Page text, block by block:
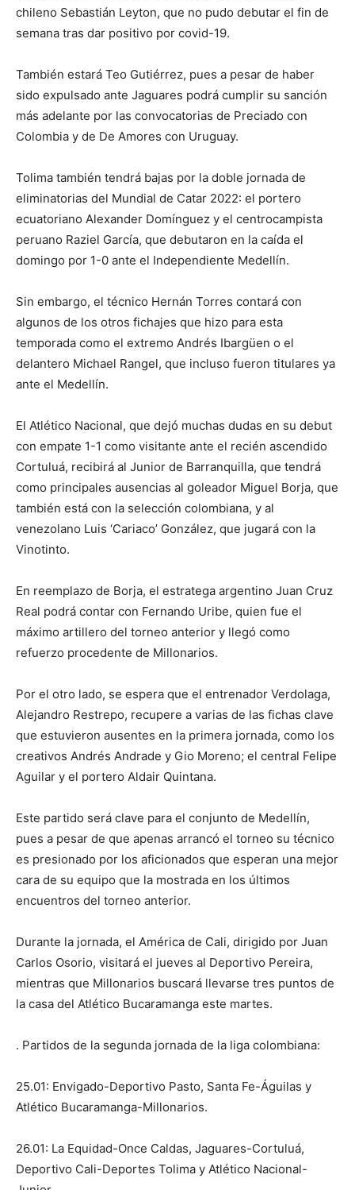
chileno Sebastián Leyton, que no pudo debutar el fin de
semana tras dar positivo por covid-19.
También estará Teo Gutiérrez, pues a pesar de haber
sido expulsado ante Jaguares podrá cumplir su sanción
más adelante por las convocatorias de Preciado con
Colombia y de De Amores con Uruguay.
Tolima también tendrá bajas por la doble jornada de
eliminatorias del Mundial de Catar 2022: el portero
ecuatoriano Alexander Domínguez y el centrocampista
peruano Raziel García, que debutaron en la caída el
domingo por 1-0 ante el Independiente Medellín.
Sin embargo, el técnico Hernán Torres contará con
algunos de los otros fichajes que hizo para esta
temporada como el extremo Andrés Ibargüen o el
delantero Michael Rangel, que incluso fueron titulares ya
ante el Medellín.
El Atlético Nacional, que dejó muchas dudas en su debut
con empate 1-1 como visitante ante el recién ascendido
Cortuluá, recibirá al Junior de Barranquilla, que tendrá
como principales ausencias al goleador Miguel Borja, que
también está con la selección colombiana, y al
venezolano Luis ‘Cariaco’ González, que jugará con la
Vinotinto.
En reemplazo de Borja, el estratega argentino Juan Cruz
Real podrá contar con Fernando Uribe, quien fue el
máximo artillero del torneo anterior y llegó como
refuerzo procedente de Millonarios.
Por el otro lado, se espera que el entrenador Verdolaga,
Alejandro Restrepo, recupere a varias de las fichas clave
que estuvieron ausentes en la primera jornada, como los
creativos Andrés Andrade y Gio Moreno; el central Felipe
Aguilar y el portero Aldair Quintana.
Este partido será clave para el conjunto de Medellín,
pues a pesar de que apenas arrancó el torneo su técnico
es presionado por los aficionados que esperan una mejor
cara de su equipo que la mostrada en los últimos
encuentros del torneo anterior.
Durante la jornada, el América de Cali, dirigido por Juan
Carlos Osorio, visitará el jueves al Deportivo Pereira,
mientras que Millonarios buscará llevarse tres puntos de
la casa del Atlético Bucaramanga este martes.
. Partidos de la segunda jornada de la liga colombiana:
25.01: Envigado-Deportivo Pasto, Santa Fe-Águilas y
Atlético Bucaramanga-Millonarios.
26.01: La Equidad-Once Caldas, Jaguares-Cortuluá,
Deportivo Cali-Deportes Tolima y Atlético Nacional-